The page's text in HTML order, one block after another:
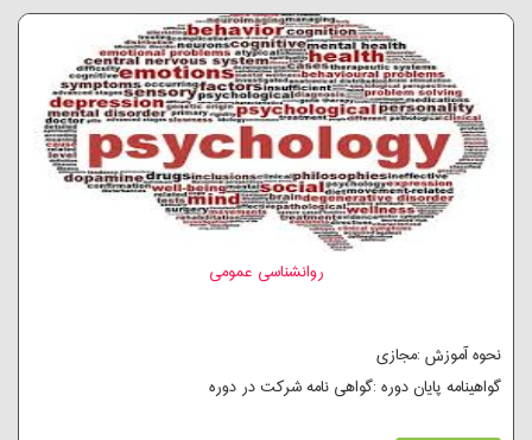
روانشناسی عمومی
نحوه آموزش :مجازی
گواهینامه پایان دوره :گواهی نامه شرکت در دوره